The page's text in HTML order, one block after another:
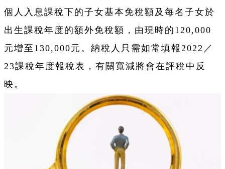
個人入息課稅下的子女基本免稅額及每名子女於
出生課稅年度的額外免稅額，由現時的120,000
元增至130,000元。納稅人只需如常填報2022／
23課稅年度報稅表，有關寬減將會在評稅中反
映。